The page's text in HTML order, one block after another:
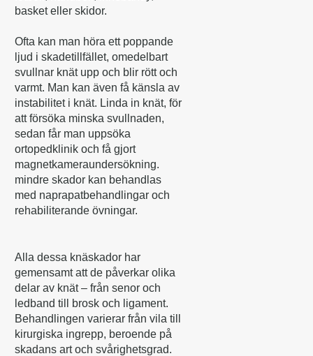
basket eller skidor.
Ofta kan man höra ett poppande
ljud i skadetillfället, omedelbart
svullnar knät upp och blir rött och
varmt. Man kan även få känsla av
instabilitet i knät. Linda in knät, för
att försöka minska svullnaden,
sedan får man uppsöka
ortopedklinik och få gjort
magnetkameraundersökning.
mindre skador kan behandlas
med naprapatbehandlingar och
rehabiliterande övningar.
Alla dessa knäskador har
gemensamt att de påverkar olika
delar av knät – från senor och
ledband till brosk och ligament.
Behandlingen varierar från vila till
kirurgiska ingrepp, beroende på
skadans art och svårighetsgrad.